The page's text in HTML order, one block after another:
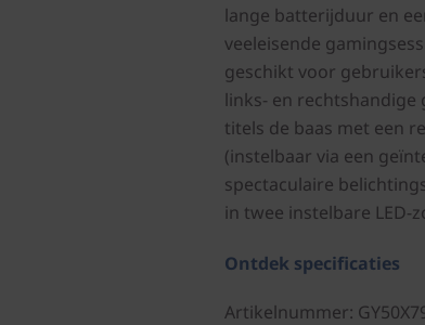
lange batterijduur en
veeleisende
geschikt voor
links- en rechtshandige
titels de baas met een
(instelbaar via een
spectaculaire
in twee instelbare LED-
Ontdek specificaties
Artikelnummer: